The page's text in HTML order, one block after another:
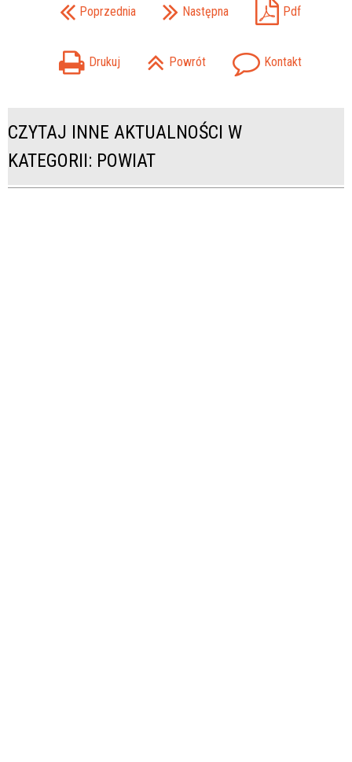
Poprzednia Następna Pdf
Drukuj Powrót Kontakt
CZYTAJ INNE AKTUALNOŚCI W
KATEGORII: POWIAT